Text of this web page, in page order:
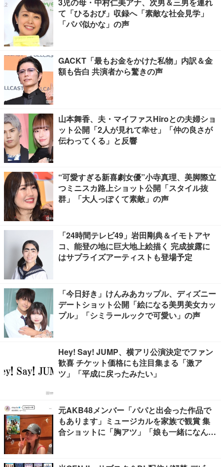
て「ひるおび」収録へ「素敵な社会見学」
「パパ似かな」の声
GACKT「最もお金をかけた私物」内訳＆金
額も告白 共演者から驚きの声
山本舞香、夫・マイファスHiroとの夫婦ショ
ット公開「2人が見れて幸せ」「仲の良さが
伝わってくる」と反響
“可愛すぎる新喜劇女優”小寺真理、美脚際立
つミニスカ路上ショット公開「スタイル抜
群」「大人っぽくて素敵」の声
「24時間テレビ49」岩田剛典＆イモトアヤ
コ、能登の地に巨大地上絵描く 完成披露に
はサプライズアーティストも登場予定
「今日好き」けんみあカップル、ディズニー
デートショット公開「絵になる美男美女カッ
プル」「シミラールックで可愛い」の声
Hey! Say! JUMP、横アリ公演決定でファン
歓喜 チケット価格にも注目集まる「激ア
ツ」「平成に戻ったみたい」
元AKB48メンバー「パパと出会った作品で
もあります」ミュージカルを家族で観賞 集
合ショットに「胸アツ」「娘も一緒になんて